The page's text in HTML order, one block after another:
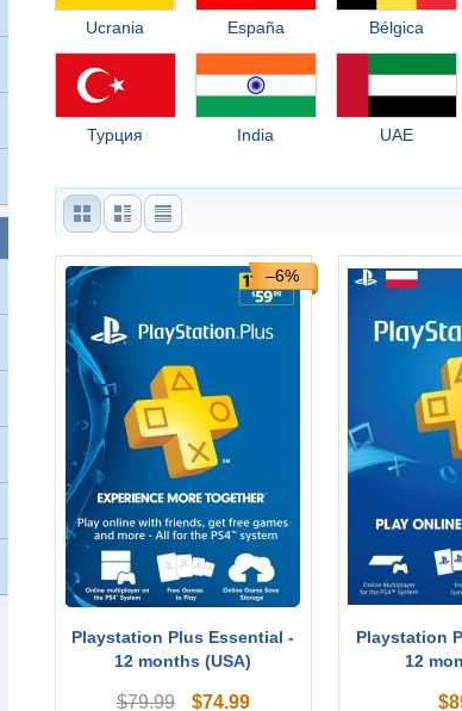
Ucrania España Bélgica
Турция India UAE
–6%
Playstation Plus Essential -
12 months (USA)
$79.99 $74.99
Playstation
12
$